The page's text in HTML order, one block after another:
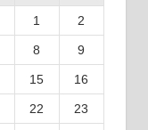
1 2
8 9
15 16
22 23